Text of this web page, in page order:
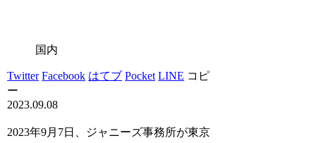
国内
Twitter Facebook はてブ Pocket LINE コピ
ー
2023.09.08
2023年9月7日、ジャニーズ事務所が東京